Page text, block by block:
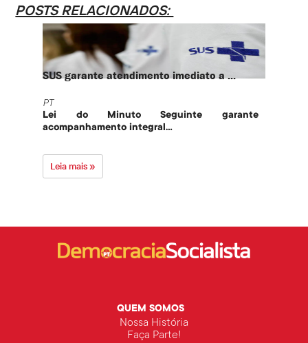
POSTS RELACIONADOS:
SUS garante atendimento imediato a ...
PT
Lei do Minuto Seguinte garante
acompanhamento integral...
Leia mais »
QUEM SOMOS
Nossa História
Faça Parte!